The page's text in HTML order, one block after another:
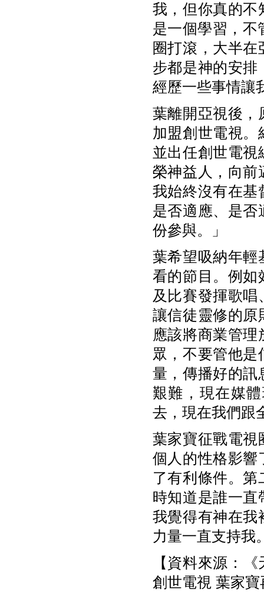
我，但你真的不
是一個學習，不
圈打滾，大半
步都是神的安排
經歷一些事情讓
葉離開亞視後，
加盟創世電視。
並出任創世電視
榮神益人，向前
我始終沒有在基
是否適應、是否
份參與。」
葉希望吸納年輕
看的節目。例如
及比賽發揮歌
讓信徒靈修的原
應該將商業管
眾，不要管他
量，傳播好的訊
艱難，現在媒
去，現在我們跟
葉家寶征戰電視
個人的性格影響
了有利條件。
時知道是誰一直
我覺得有神在我
力量一直支持我
【資料來源：
創世電視 葉家